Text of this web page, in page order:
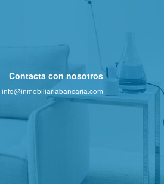
Contacta con nosotros
info@inmobiliariabancaria.com